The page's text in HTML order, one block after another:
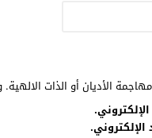
الأديان أو الذات